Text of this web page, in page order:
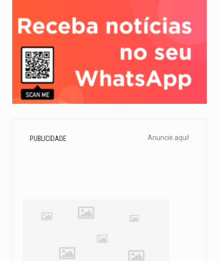
PUBLICIDADE Anuncie aqui!